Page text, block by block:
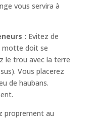
vous servira à
: Evitez de
motte doit se
le trou avec la terre
Vous placerez
de haubans.
proprement au